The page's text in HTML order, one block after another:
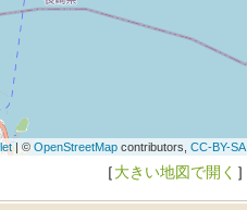
| © OpenStreetMapcontributors, CC-BY-SA
［大きい地図で開く ］